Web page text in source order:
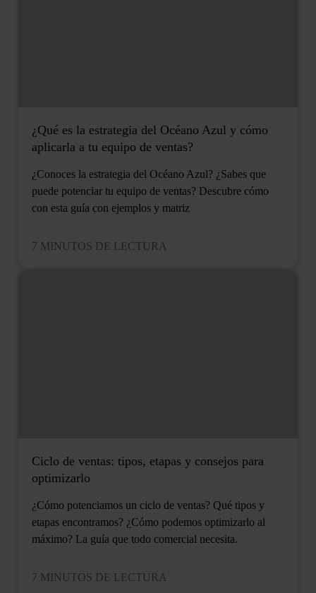
¿Qué es la estrategia del Océano Azul y cómo
aplicarla a tu equipo de ventas?
¿Conoces la estrategia del Océano Azul? ¿Sabes que
puede potenciar tu equipo de ventas? Descubre cómo
con esta guía con ejemplos y matriz
7 MINUTOS DE LECTURA
Ciclo de ventas: tipos, etapas y consejos para
optimizarlo
¿Cómo potenciamos un ciclo de ventas? Qué tipos y
etapas encontramos? ¿Cómo podemos optimizarlo al
máximo? La guía que todo comercial necesita.
7 MINUTOS DE LECTURA